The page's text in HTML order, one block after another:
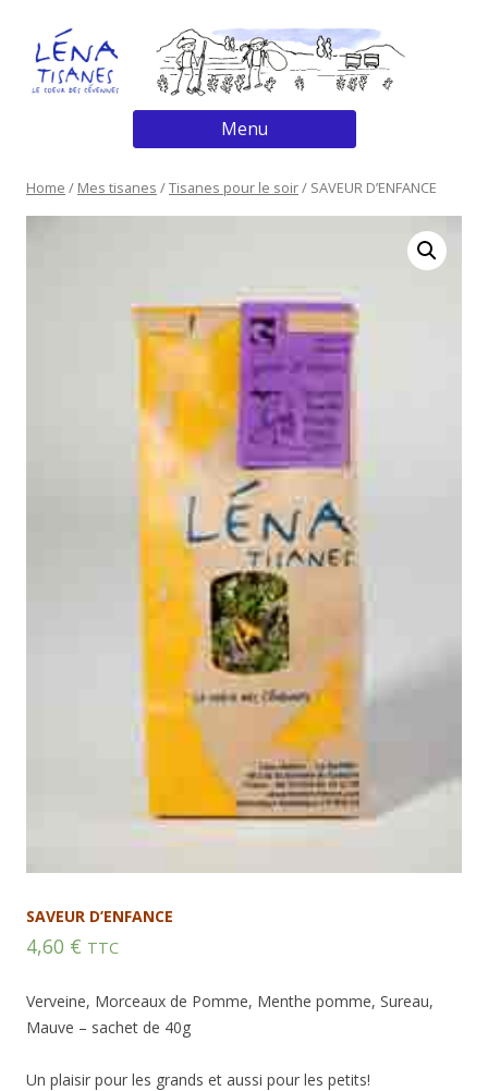
tisane cevennes
tisanes bio et nature et progres
Menu
Aller
contenu
Home / Mes tisanes /Tisanes pour le soir/ SAVEUR D’ENFANCE
SAVEUR D’ENFANCE
4,60 € TTC
Verveine, Morceaux de Pomme, Menthe pomme, Sureau,
Mauve – sachet de 40g
Un plaisir pour les grands et aussi pour les petits!